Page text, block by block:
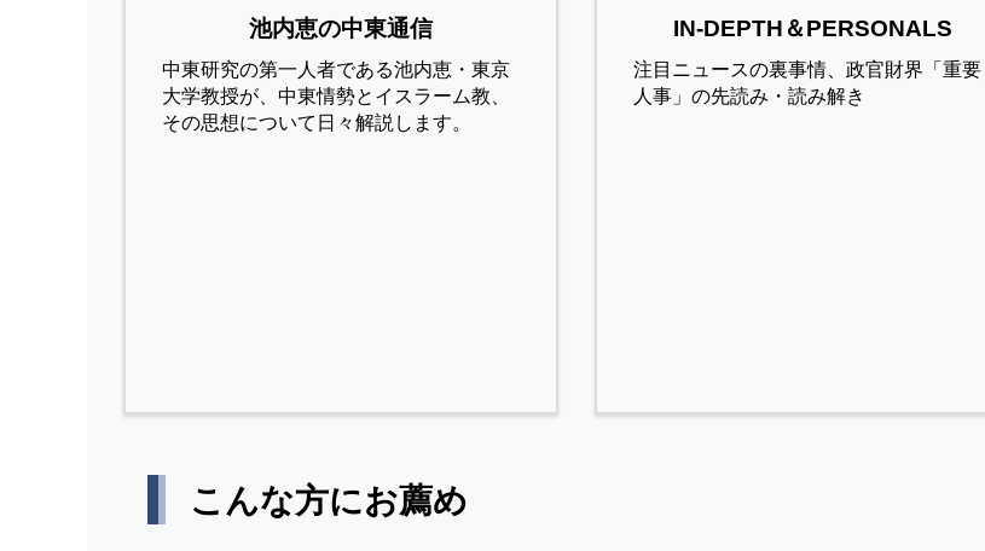
池内恵の中東通信
中東研究の第⼀⼈者である池内恵・東京
⼤学教授が、中東情勢とイスラーム教、
その思想について⽇々解説します。
IN-DEPTH＆PERSONALS
注目ニュースの裏事情、政官財界「重要
人事」の先読み・読み解き
こんな方にお薦め